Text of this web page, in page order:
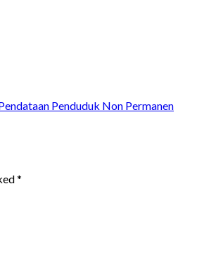
Penduduk Non Permanen
*